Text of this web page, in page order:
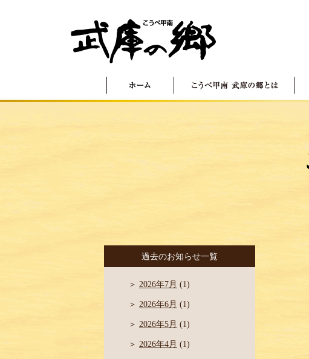
過去のお知らせ一覧
2026年7月 (1)
2026年6月 (1)
2026年5月 (1)
2026年4月 (1)